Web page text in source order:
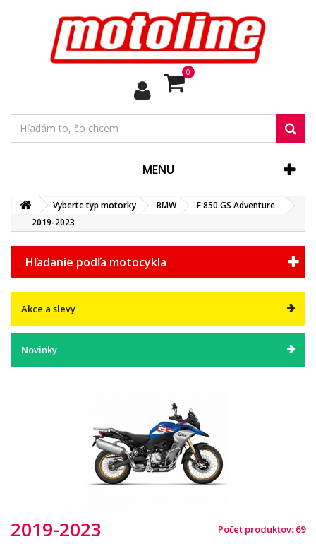
0
MENU
Vyberte typ motorky BMW
F 850 GS Adventure
2019-2023
Hľadanie podľa motocykla
Akce a slevy
Novinky
2019-2023
Počet produktov: 69